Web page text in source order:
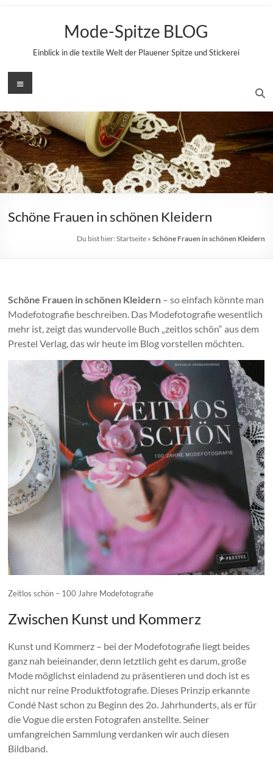
Mode-Spitze BLOG
Einblick in die textile Welt der Plauener Spitze und Stickerei
Menü
Schöne Frauen in schönen Kleidern
Du bist hier: Startseite» Schöne Frauen in schönen Kleidern
Schöne Frauen in schönen Kleidern – so einfach könnte man
Modefotografie beschreiben. Das Modefotografie wesentlich
mehr ist, zeigt das wundervolle Buch „zeitlos schön“ aus dem
Prestel Verlag, das wir heute im Blog vorstellen möchten.
Zeitlos schön – 100 Jahre Modefotografie
Zwischen Kunst und Kommerz
Kunst und Kommerz – bei der Modefotografie liegt beides
ganz nah beieinander, denn letztlich geht es darum, große
Mode möglichst einladend zu präsentieren und doch ist es
nicht nur reine Produktfotografie. Dieses Prinzip erkannte
Condé Nast schon zu Beginn des 2o. Jahrhunderts, als er für
die Vogue die ersten Fotografen anstellte. Seiner
umfangreichen Sammlung verdanken wir auch diesen
Bildband.